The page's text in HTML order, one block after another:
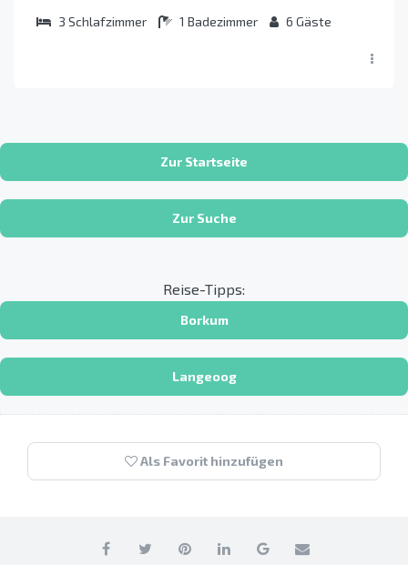
3 Schlafzimmer 1 Badezimmer 6 Gäste
Zur Startseite
Zur Suche
Reise-Tipps:
Borkum
Langeoog
Als Favorit hinzufügen